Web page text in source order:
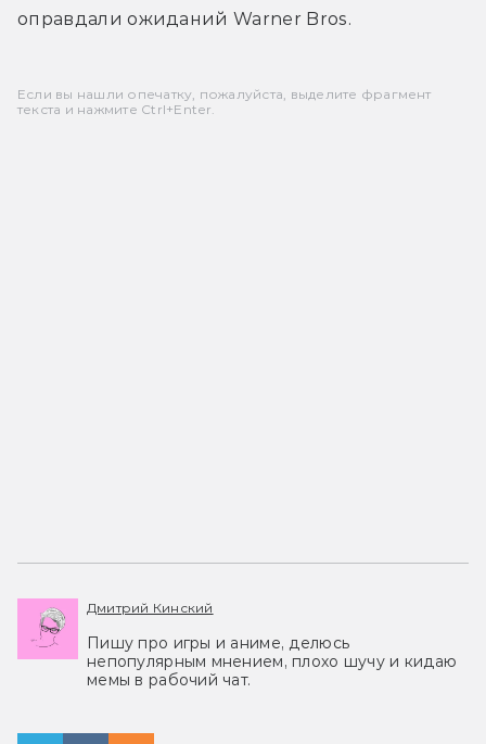
оправдали ожиданий Warner Bros.
Если вы нашли опечатку, пожалуйста, выделите фрагмент
текста и нажмите Ctrl+Enter.
Дмитрий Кинский
Пишу про игры и аниме, делюсь
непопулярным мнением, плохо шучу и кидаю
мемы в рабочий чат.